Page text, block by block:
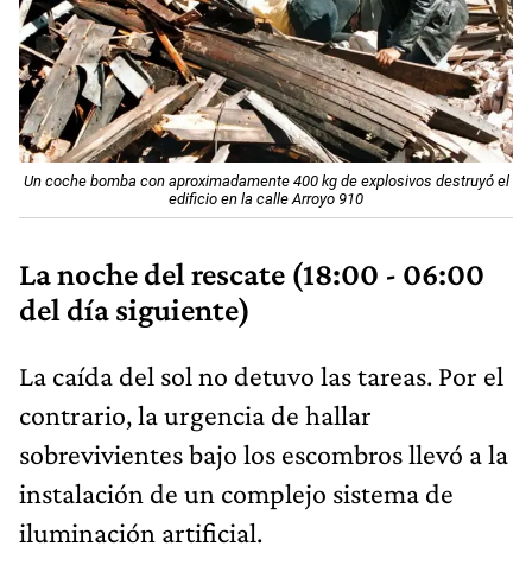
Un coche bomba con aproximadamente 400 kg de explosivos destruyó el
edificio en la calle Arroyo 910
La noche del rescate (18:00 - 06:00
del día siguiente)
La caída del sol no detuvo las tareas. Por el
contrario, la urgencia de hallar
sobrevivientes bajo los escombros llevó a la
instalación de un complejo sistema de
iluminación artificial.